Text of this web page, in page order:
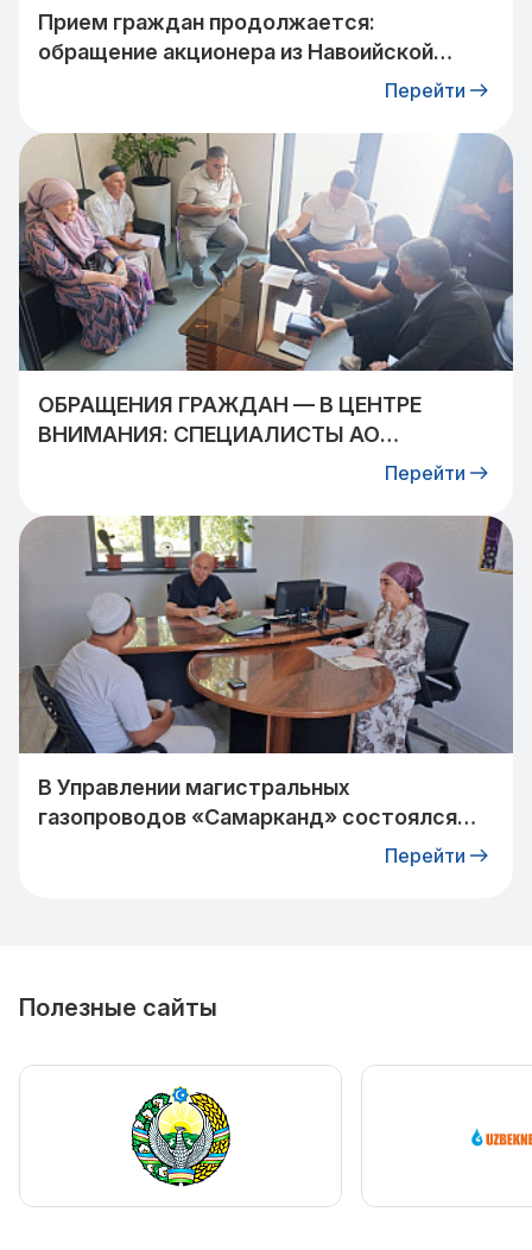
Прием граждан продолжается:
обращение акционера из Навоийской
Перейти
ОБРАЩЕНИЯ ГРАЖДАН — В ЦЕНТРЕ
ВНИМАНИЯ: СПЕЦИАЛИСТЫ АО
«УЗТРАНСГАЗ» ВСТРЕТИЛИСЬ СПерейти
В Управлении магистральных
газопроводов «Самарканд» состоялся
прием граждан: очередное обращение
Перейти
Полезные сайты